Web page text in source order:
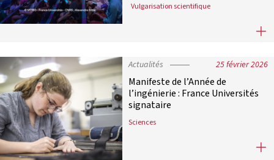
Vulgarisation scientifique
France Universités et le CNRS se
Actualités 25 février 2026
Manifeste de l’Année de
l’ingénierie : France Universités
signataire
Sciences
Manifeste de l’Année de